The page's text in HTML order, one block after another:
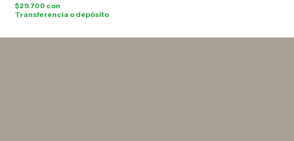
$29.700 con
Transferencia o depósito